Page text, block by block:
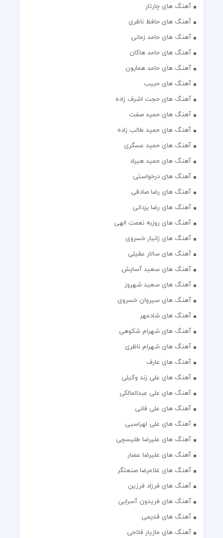
آهنگ های چارتار
آهنگ های حافظ ناظری
آهنگ های حامد زمانی
آهنگ های حامد هاکان
آهنگ های حامد همایون
آهنگ های حبیب
آهنگ های حجت اشرف زاده
آهنگ های حمید صفت
آهنگ های حمید طالب زاده
آهنگ های حمید عسگری
آهنگ های حمید هیراد
آهنگ های درخواستی
آهنگ های رضا صادقی
آهنگ های رضا یزدانی
آهنگ های روزبه نعمت الهی
آهنگ های زانیار خسروی
آهنگ های سالار عقیلی
آهنگ های سعید آسایش
آهنگ های سعید شهروز
آهنگ های سیروان خسروی
آهنگ های شادمهر
آهنگ های شهرام شکوهی
آهنگ های شهرام ناظری
آهنگ های عارف
آهنگ های علی زند وکیلی
آهنگ های علی عبدالمالکی
آهنگ های علی فانی
آهنگ های علی لهراسبی
آهنگ های علیرضا طلیسچی
آهنگ های علیرضا عصار
آهنگ های غلامرضا صنعتگر
آهنگ های فرزاد فرزین
آهنگ های فریدون آسرایی
آهنگ های قدیمی
آهنگ های مازیار فلاحی